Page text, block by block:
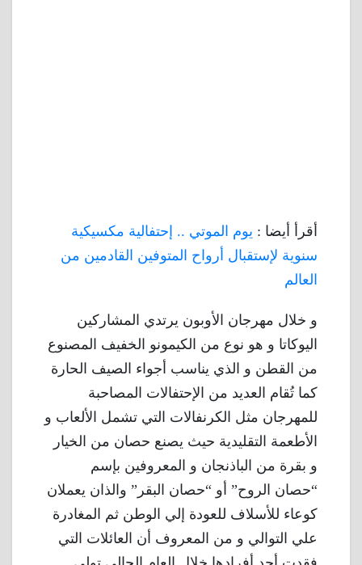
أقرأ أيضا : يوم الموتي .. إحتفالية مكسيكية
سنوية لإستقبال أرواح المتوفين القادمين من
العالم
و خلال مهرجان الأوبون يرتدي المشاركين
اليوكاتا و هو نوع من الكيمونو الخفيف المصنوع
من القطن و الذي يناسب أجواء الصيف الحارة
كما تُقام العديد من الإحتفالات المصاحبة
للمهرجان مثل الكرنفالات التي تشمل الألعاب و
الأطعمة التقليدية حيث يصنع حصان من الخيار
و بقرة من الباذنجان و المعروفين بإسم
“حصان الروح” أو “حصان البقر” والذان يعملان
كوعاء للأسلاف للعودة إلي الوطن ثم المغادرة
علي التوالي و من المعروف أن العائلات التي